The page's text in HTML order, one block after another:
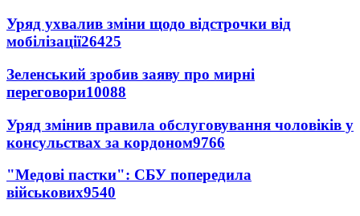
Уряд ухвалив зміни щодо відстрочки від
мобілізації26425
Зеленський зробив заяву про мирні
переговори10088
Уряд змінив правила обслуговування чоловіків у
консульствах за кордоном9766
"Медові пастки": СБУ попередила
військових9540